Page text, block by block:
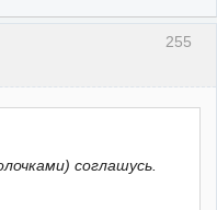
255
соглашусь.